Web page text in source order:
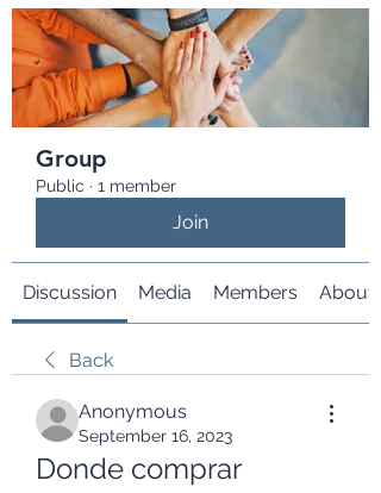
Group
Public · 1 member
Join
Discussion Media Members About
Back
Anonymous
September 16, 2023
Donde comprar